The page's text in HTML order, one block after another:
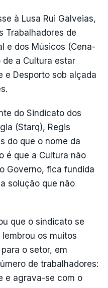
à Lusa Rui Galveias,
Trabalhadores de
e dos Músicos (Cena-
a Cultura estar
e Desporto sob alçada
do Sindicato dos
(Starq), Regis
do que o nome da
é que a Cultura não
Governo, fica fundida
solução que não
que o sindicato se
os muitos
o setor, em
de trabalhadores:
e agrava-se com o